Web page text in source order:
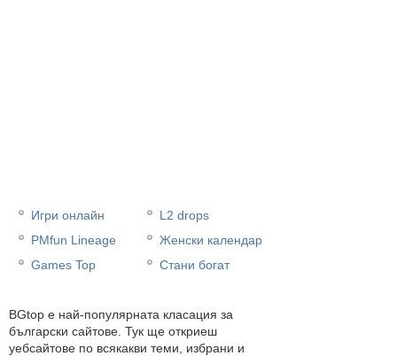
Игри онлайн
PMfun Lineage
Games Top
L2 drops
Женски календар
Стани богат
BGtop e най-популярната класация за
български сайтове. Тук ще откриеш
уебсайтове по всякакви теми, избрани и